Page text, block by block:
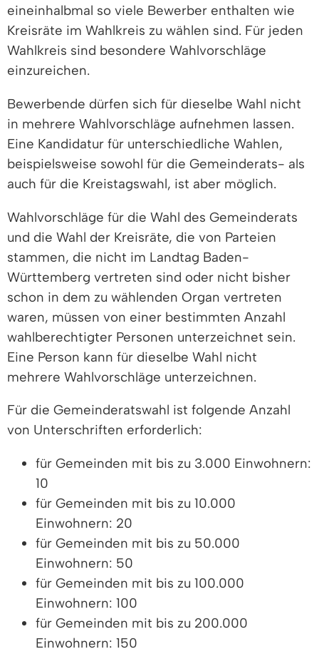
eineinhalbmal so viele Bewerber enthalten wie
Kreisräte im Wahlkreis zu wählen sind. Für jeden
Wahlkreis sind besondere Wahlvorschläge
einzureichen.
Bewerbende dürfen sich für dieselbe Wahl nicht
in mehrere Wahlvorschläge aufnehmen lassen.
Eine Kandidatur für unterschiedliche Wahlen,
beispielsweise sowohl für die Gemeinderats- als
auch für die Kreistagswahl, ist aber möglich.
Wahlvorschläge für die Wahl des Gemeinderats
und die Wahl der Kreisräte, die von Parteien
stammen, die nicht im Landtag Baden-
Württemberg vertreten sind oder nicht bisher
schon in dem zu wählenden Organ vertreten
waren, müssen von einer bestimmten Anzahl
wahlberechtigter Personen unterzeichnet sein.
Eine Person kann für dieselbe Wahl nicht
mehrere Wahlvorschläge unterzeichnen.
Für die Gemeinderatswahl ist folgende Anzahl
von Unterschriften erforderlich:
für Gemeinden mit bis zu 3.000 Einwohnern:
10
für Gemeinden mit bis zu 10.000
Einwohnern: 20
für Gemeinden mit bis zu 50.000
Einwohnern: 50
für Gemeinden mit bis zu 100.000
Einwohnern: 100
für Gemeinden mit bis zu 200.000
Einwohnern: 150